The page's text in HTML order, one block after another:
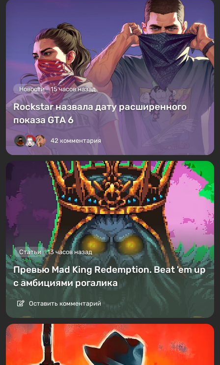
Новости 15 часов назад
Rockstar назвала дату расширенного
показа GTA 6
42 комментария
Статьи 13 часов назад
Превью Mad King Redemption. Beat 'em up
с амбициями рогалика
Оставить комментарий